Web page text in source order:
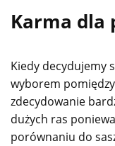
Karma dla
Kiedy decydujemy
wyborem
zdecydowanie
dużych ras
porównaniu do